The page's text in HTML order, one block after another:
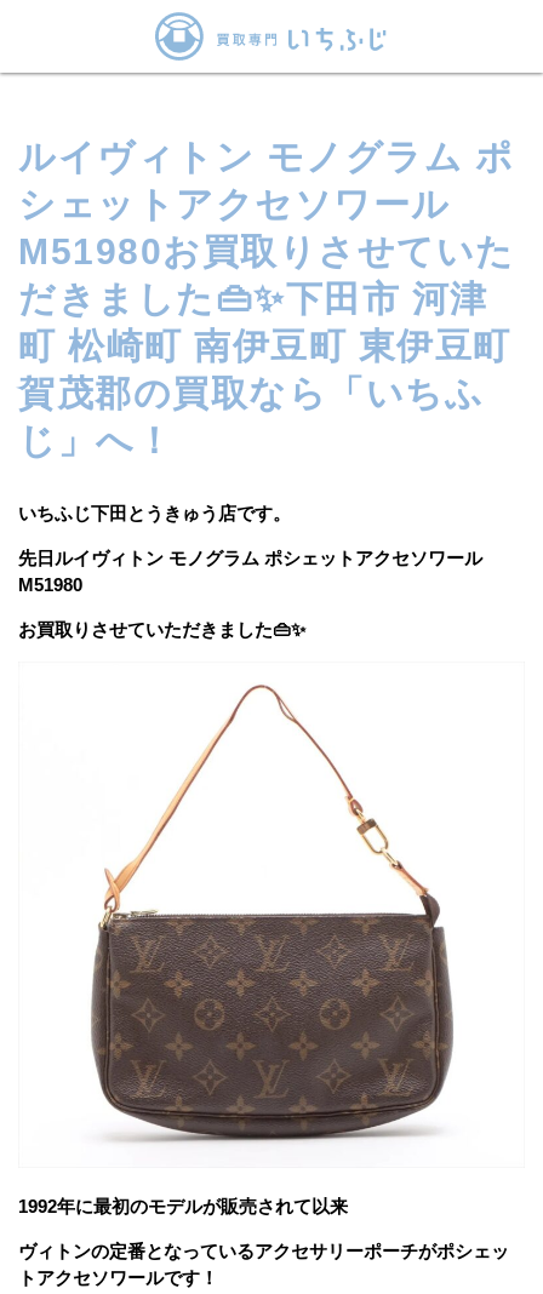
ルイヴィトン モノグラム ポ
シェットアクセソワール
M51980お買取りさせていた
だきました👜✨下田市 河津
町 松崎町 南伊豆町 東伊豆町
賀茂郡の買取なら「いちふ
じ」へ！
いちふじ下田とうきゅう店です。
先日ルイヴィトン モノグラム ポシェットアクセソワール
M51980
お買取りさせていただきました👜✨
1992年に最初のモデルが販売されて以来
ヴィトンの定番となっているアクセサリーポーチがポシェッ
トアクセソワールです！